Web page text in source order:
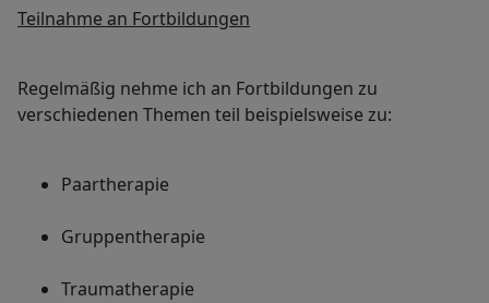
Teilnahme an Fortbildungen
Regelmäßig nehme ich an Fortbildungen zu
verschiedenen Themen teil beispielsweise zu:
Paartherapie
Gruppentherapie
Traumatherapie